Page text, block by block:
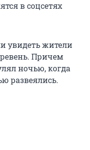
в соцсетях
увидеть жители
Причем
ночью, когда
развеялись.